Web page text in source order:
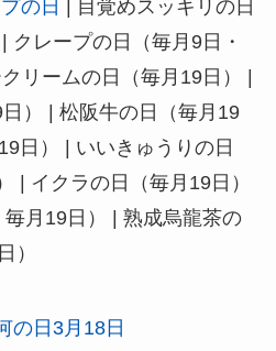
の日
| 目覚めスッキリの日
クレープの日（毎月9日・
リームの日（毎月19日） |
） | 松阪牛の日（毎月19
日） | いいきゅうりの日
| イクラの日（毎月19日）
毎月19日） | 熟成烏龍茶の
）
の日3月18日